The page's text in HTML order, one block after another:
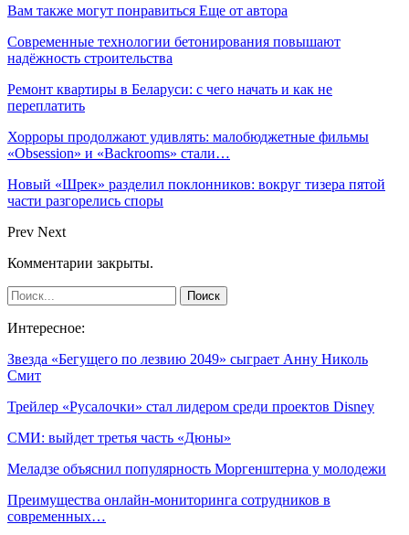
Вам также могут понравиться Еще от автора
Современные технологии бетонирования повышают
надёжность строительства
Ремонт квартиры в Беларуси: с чего начать и как не
переплатить
Хорроры продолжают удивлять: малобюджетные фильмы
«Obsession» и «Backrooms» стали…
Новый «Шрек» разделил поклонников: вокруг тизера пятой
части разгорелись споры
Prev Next
Комментарии закрыты.
Интересное:
Звезда «Бегущего по лезвию 2049» сыграет Анну Николь
Смит
Трейлер «Русалочки» стал лидером среди проектов Disney
СМИ: выйдет третья часть «Дюны»
Меладзе объяснил популярность Моргенштерна у молодежи
Преимущества онлайн-мониторинга сотрудников в
современных…